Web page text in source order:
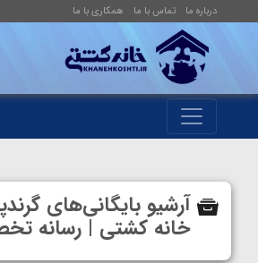
درباره ما تماس با ما همکاری با ما
آرشیو بایگانی‌های
خانه کشتی | رسانه